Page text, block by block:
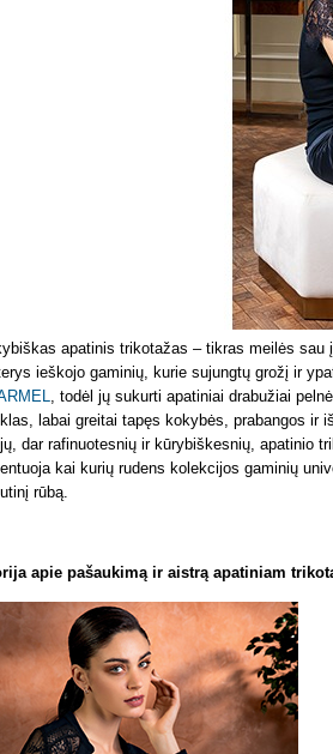
apatinis trikotažas – tikras meilės
ieškojo gaminių, kurie sujungtų grožį ir
, todėl jų sukurti apatiniai drabužiai
labai greitai tapęs kokybės, prabangos ir
dar rafinuotesnių ir kūrybiškesnių, apatinio
kai kurių rudens kolekcijos gaminių
rūbą.
apie pašaukimą ir aistrą apatiniam